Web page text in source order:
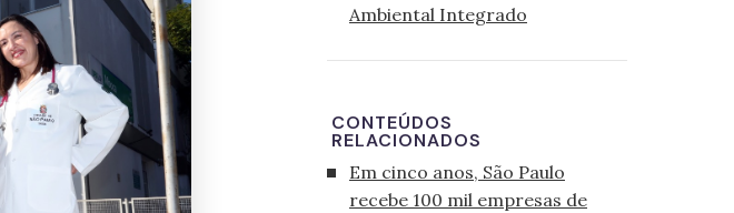
Ambiental Integrado
CONTEÚDOS
RELACIONADOS
Em cinco anos, São Paulo
recebe 100 mil empresas de